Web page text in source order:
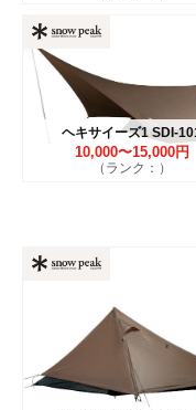
ヘキサイーズ1 SDI-
10,000〜15,000円
（ランク：）